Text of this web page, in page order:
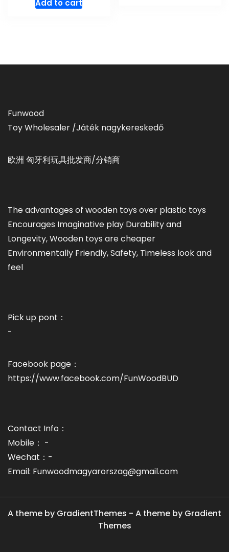
Add to cart
Funwood
Toy Wholesaler /Játék nagykereskedő
欧洲 匈牙利玩具批发商/分销商
The advantages of wooden toys over plastic toys
Encourages Imaginative play Durability and
Longevity, Wooden toys are cheaper
Environmentally Friendly, Safety, Timeless look and
feel
Pick up pont：
-
Facebook page：
https://www.facebook.com/FunWoodBUD
Contact Info：
Mobile： -
Wechat：-
Email: Funwoodmagyarorszag@gmail.com
A theme by GradientThemes - A theme by Gradient
Themes